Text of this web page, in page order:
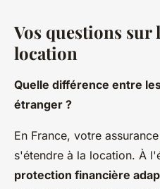
Vos questions sur
location
Quelle différence entre
étranger ?
En France, votre
s'étendre à la location. À
protection financière